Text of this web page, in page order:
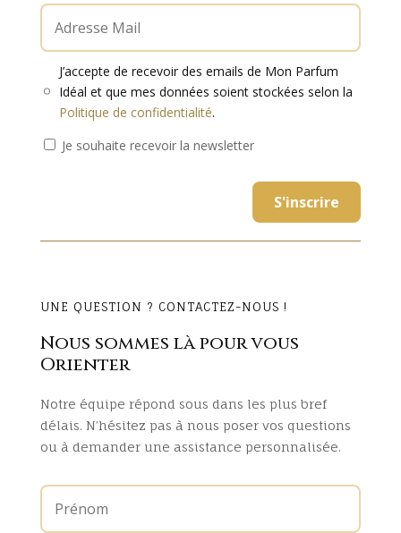
J’accepte de recevoir des emails de Mon Parfum
Idéal et que mes données soient stockées selon la
Politique de confidentialité.
Je souhaite recevoir la newsletter
UNE QUESTION ? CONTACTEZ-NOUS !
Nous sommes là pour vous
Orienter
Notre équipe répond sous dans les plus bref
délais. N’hésitez pas à nous poser vos questions
ou à demander une assistance personnalisée.